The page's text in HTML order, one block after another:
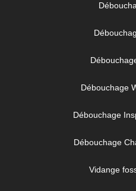
Débouchage
Débouchage
Débouchage
Vidange